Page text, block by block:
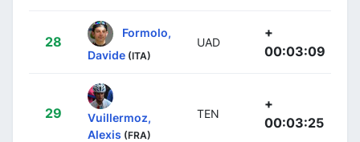
28
Formolo,
Davide (ITA)
UAD
+
00:03:09
29
Vuillermoz,
Alexis (FRA)
TEN
+
00:03:25